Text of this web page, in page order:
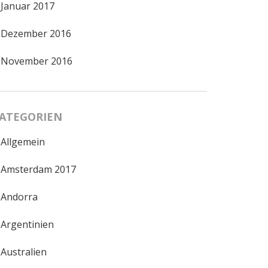
Januar 2017
Dezember 2016
November 2016
Allgemein
Amsterdam 2017
Andorra
Argentinien
Australien